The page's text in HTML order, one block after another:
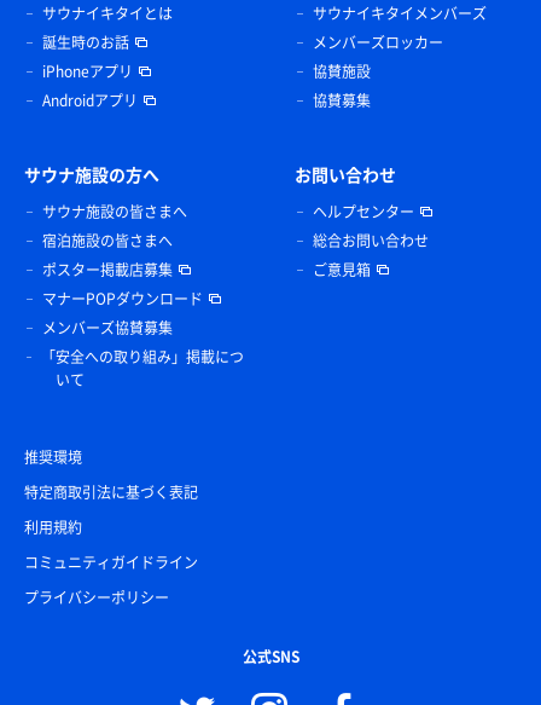
サウナイキタイとは
誕生時のお話
iPhoneアプリ
Androidアプリ
サウナイキタイメンバーズ
メンバーズロッカー
協賛施設
協賛募集
サウナ施設の方へ
サウナ施設の皆さまへ
宿泊施設の皆さまへ
ポスター掲載店募集
マナーPOPダウンロード
メンバーズ協賛募集
「安全への取り組み」掲載につ
いて
お問い合わせ
ヘルプセンター
総合お問い合わせ
ご意見箱
推奨環境
特定商取引法に基づく表記
利用規約
コミュニティガイドライン
プライバシーポリシー
公式SNS